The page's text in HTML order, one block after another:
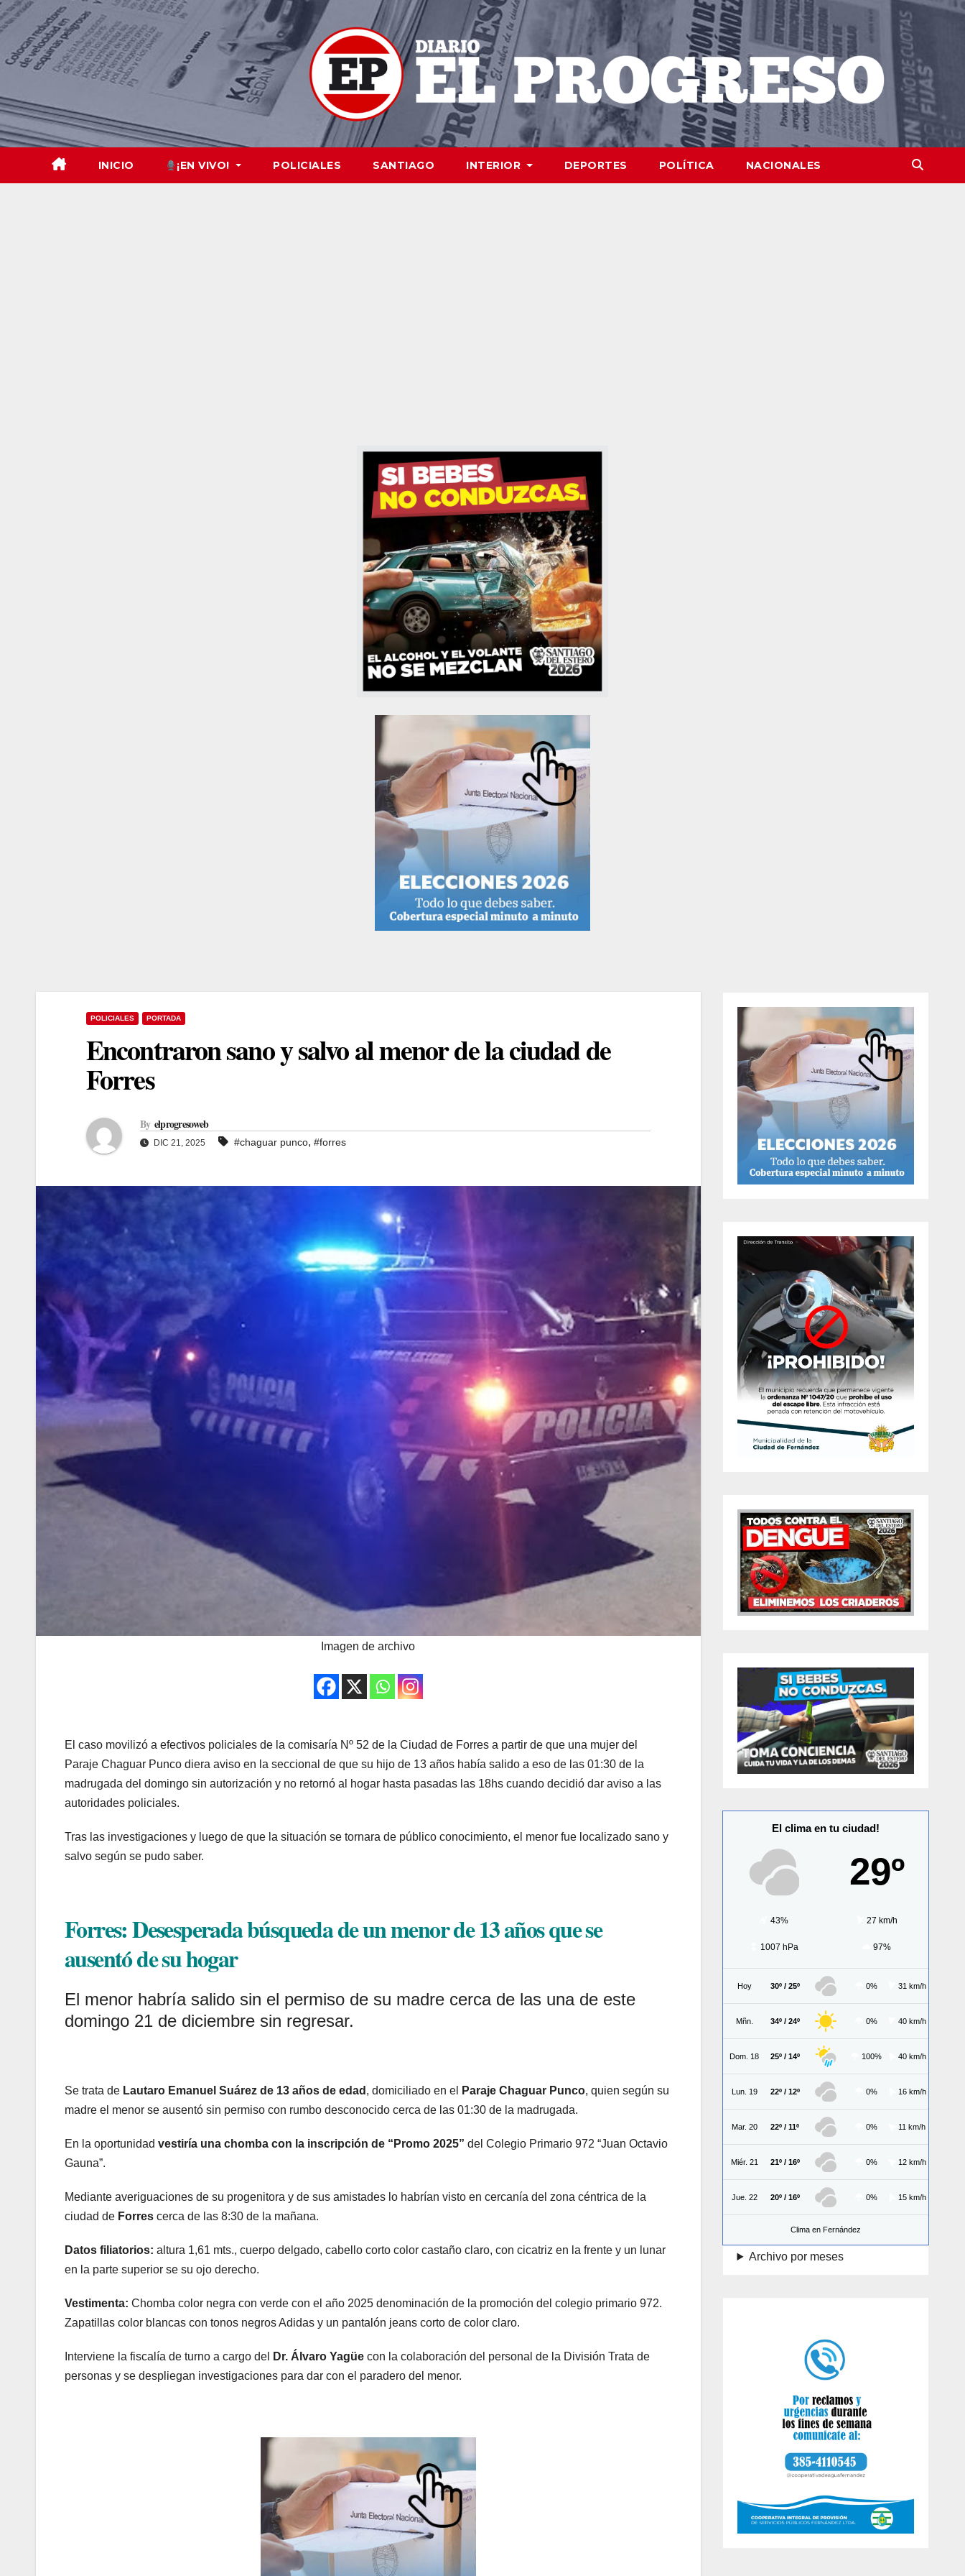
Skip
to
content
INICIO ¡EN VIVO! POLICIALES SANTIAGO INTERIOR DEPORTES POLÍTICA NACIONALES
POLICIALES PORTADA
Encontraron sano y salvo al menor de la ciudad de
Forres
By elprogresoweb
DIC 21, 2025 #chaguar punco, #forres
Imagen de archivo
El caso movilizó a efectivos policiales de la comisaría Nº 52 de la Ciudad de Forres a partir de que una mujer del
Paraje Chaguar Punco diera aviso en la seccional de que su hijo de 13 años había salido a eso de las 01:30 de la
madrugada del domingo sin autorización y no retornó al hogar hasta pasadas las 18hs cuando decidió dar aviso a las
autoridades policiales.
Tras las investigaciones y luego de que la situación se tornara de público conocimiento, el menor fue localizado sano y
salvo según se pudo saber.
Forres: Desesperada búsqueda de un menor de 13 años que se
ausentó de su hogar
El menor habría salido sin el permiso de su madre cerca de las una de este
domingo 21 de diciembre sin regresar.
Se trata de Lautaro Emanuel Suárez de 13 años de edad , domiciliado en el Paraje Chaguar Punco, quien según su
madre el menor se ausentó sin permiso con rumbo desconocido cerca de las 01:30 de la madrugada.
En la oportunidad vestiría una chomba con la inscripción de “Promo 2025” del Colegio Primario 972 “Juan Octavio
Gauna”.
Mediante averiguaciones de su progenitora y de sus amistades lo habrían visto en cercanía del zona céntrica de la
ciudad de Forres cerca de las 8:30 de la mañana.
Datos filiatorios: altura 1,61 mts., cuerpo delgado, cabello corto color castaño claro, con cicatriz en la frente y un lunar
en la parte superior se su ojo derecho.
Vestimenta: Chomba color negra con verde con el año 2025 denominación de la promoción del colegio primario 972.
Zapatillas color blancas con tonos negros Adidas y un pantalón jeans corto de color claro.
Interviene la fiscalía de turno a cargo del Dr. Álvaro Yagüe con la colaboración del personal de la División Trata de
personas y se despliegan investigaciones para dar con el paradero del menor.
El clima en tu ciudad!
29º
43% 27 km/h
1007 hPa 97%
Hoy 30º / 25º 0% 31 km/h
Mñn. 34º / 24º 0% 40 km/h
Dom. 18 25º / 14º 100% 40 km/h
Lun. 19 22º / 12º 0% 16 km/h
Mar. 20 22º / 11º 0% 11 km/h
Miér. 21 21º / 16º 0% 12 km/h
Jue. 22 20º / 16º 0% 15 km/h
Clima en Fernández
Archivo por meses